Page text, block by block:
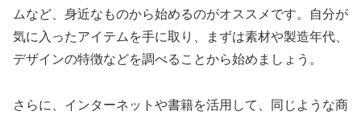
ムなど、身近なものから始めるのがオススメです。自分が
気に入ったアイテムを手に取り、まずは素材や製造年代、
デザインの特徴などを調べることから始めましょう。
さらに、インターネットや書籍を活用して、同じような商